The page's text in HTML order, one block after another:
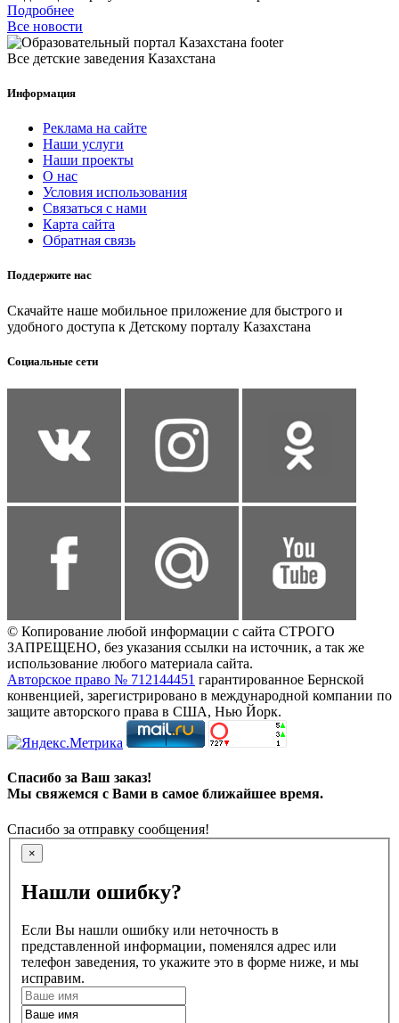
Подробнее
Все новости
Все детские заведения Казахстана
Информация
Реклама на сайте
Наши услуги
Наши проекты
О нас
Условия использования
Связаться с нами
Карта сайта
Обратная связь
Поддержите нас
Скачайте наше мобильное приложение для быстрого и
удобного доступа к Детскому порталу Казахстана
Социальные сети
© Копирование любой информации с сайта СТРОГО
ЗАПРЕЩЕНО, без указания ссылки на источник, а так же
использование любого материала сайта.
Авторское право № 712144451 гарантированное Бернской
конвенцией, зарегистрировано в международной компании по
защите авторского права в США, Нью Йорк.
Спасибо за Ваш заказ!
Мы свяжемся с Вами в самое ближайшее время.
Спасибо за отправку сообщения!
×
Нашли ошибку?
Если Вы нашли ошибку или неточность в
представленной информации, поменялся адрес или
телефон заведения, то укажите это в форме ниже, и мы
исправим.